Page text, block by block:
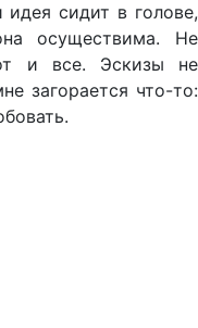
идея сидит в голове,
осуществима. Не
и все. Эскизы не
загорается что-то: